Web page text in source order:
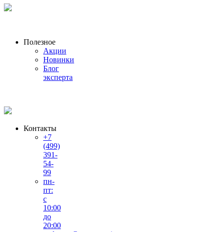
Полезное
Акции
Новинки
Блог
эксперта
Контакты
+7
(499)
391-
54-
99
пн-
пт:
с
10:00
до
20:00